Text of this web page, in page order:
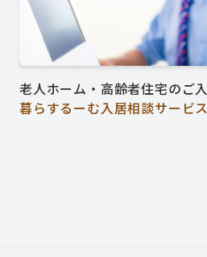
老人ホーム・高齢者住宅のご
暮らするーむ入居相談サービ